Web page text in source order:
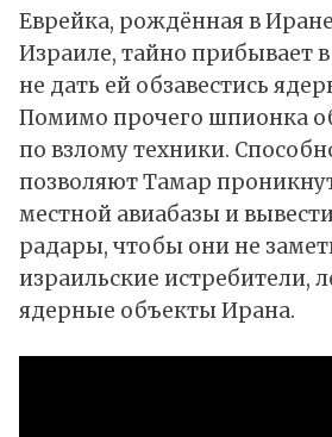
Еврейка, рождённая в
Израиле, тайно прибывает
не дать ей обзавестись
Помимо прочего шпионка
по взлому техники.
позволяют Тамар
местной авиабазы и
радары, чтобы они не
израильские истребители,
ядерные объекты Ирана.